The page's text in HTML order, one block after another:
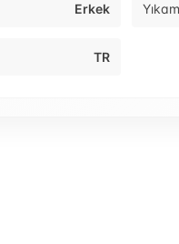
Erkek
TR